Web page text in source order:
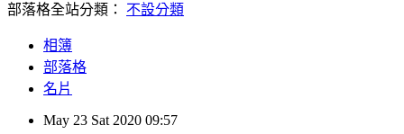
部落格全站分類： 不設分類
相簿
部落格
名片
May 23 Sat 2020 09:57